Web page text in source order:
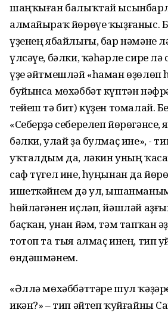
шаңҡыған балыҡтай
алмайыраҡ йөрөүе ҡыҙғаныс.
үҙенең ябайлығы, бар нәмәне
үлсәүе, бәлки, ҡәһәрле сире лә
үҙе әйтмешләй «һаман өҙөлөп
буйынса мөхәббәт күптән
тейеш тә бит) күҙен томалай.
«Себерҙә себерелеп
бәлки, улай ҙа булмаҫ ине», -
уҡталдым да, ләкин уның
саф түгел ине, һуңынан да
ишеткәйнем дә ул,
һөйләгәнен иҫләп, йәшләй
баҫҡан, унан йәм, тәм тапҡан
тотоп та тыя алмаҫ инең, тип
өндәшмәнем.
«Әллә мөхәббәттәре шул
икән?» – тип әйтеп ҡуйғайны